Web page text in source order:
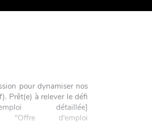
pour dynamiser nos
Prêt(e) à relever le défi
détaillée]
"Offre d'emploi